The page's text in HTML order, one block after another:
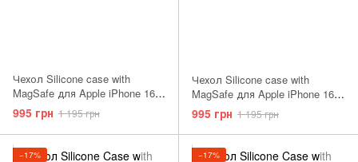
Чехол Silicone case with
MagSafe для Apple iPhone 16
Pro Max Stone Gray AAA
995 грн 1 195 грн
Чехол Silicone case with
MagSafe для Apple iPhone 16
Pro Max Fuchsia AAA
995 грн 1 195 грн
−17% −17%